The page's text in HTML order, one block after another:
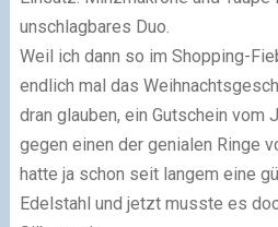
unschlagbares Duo.
Weil ich dann so im Shopping-
endlich mal das
dran glauben, ein Gutschein vom
gegen einen der genialen Ringe
hatte ja schon seit langem eine
Edelstahl und jetzt musste es